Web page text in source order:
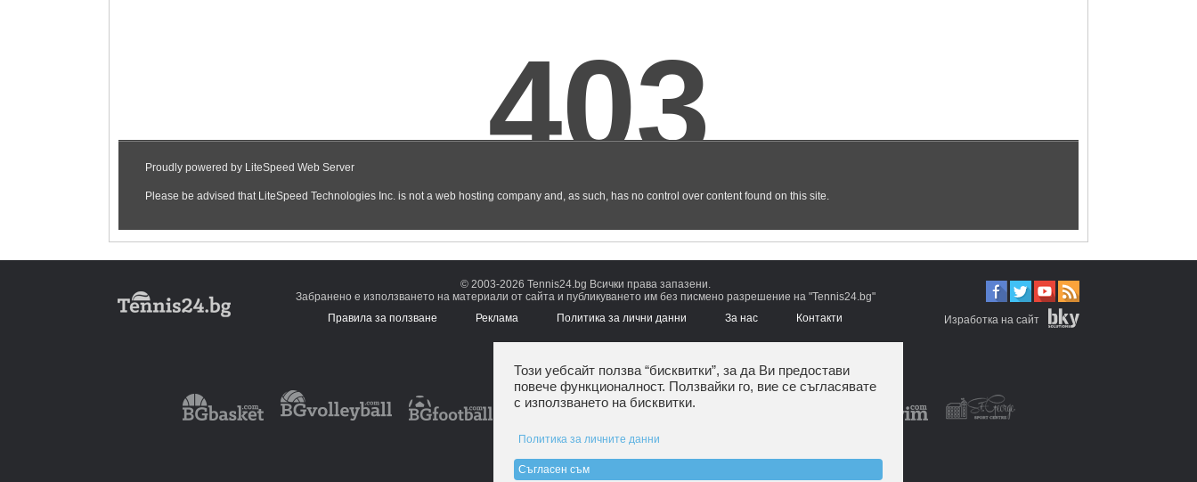
© 2003-2026 Tennis24.bg Всички права запазени.
Забранено е използването на материали от сайта и публикуването им без писмено разрешение на "Tennis24.bg"
Правила за ползване
Реклама Политика за лични данни За нас Контакти Изработка на сайт
Този уебсайт ползва “бисквитки”, за да Ви предостави
повече функционалност. Ползвайки го, вие се съгласявате
с използването на бисквитки.
Политика за личните данни
Съгласен съм